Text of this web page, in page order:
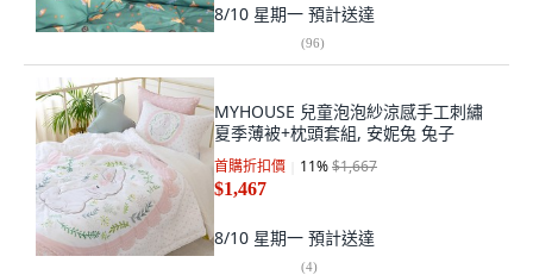
8/10 星期一 預計送達
(96)
MYHOUSE 兒童泡泡紗涼感手工刺繡
夏季薄被+枕頭套組, 安妮兔 兔子
首購折扣價 11%$1,667
$1,467
8/10 星期一 預計送達
(4)